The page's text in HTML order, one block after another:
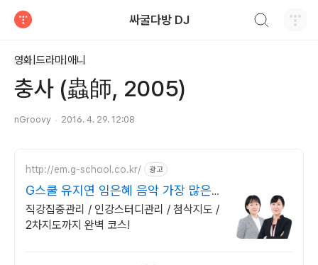
싸굴다방 DJ
영화|드라마|애니
충사 (蟲師, 2005)
nGroovy 2016. 4. 29. 12:08
http://em.g-school.co.kr/ 광고
G스쿨 유지연 임은혜 음악 가장 많은
합격자들의 추천
직강집중관리 / 인강스터디관리 / 첨삭지도 /
2차지도까지 완벽 코스!